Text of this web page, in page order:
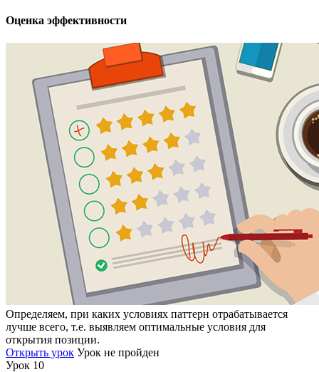
Оценка эффективности
Определяем, при каких условиях паттерн отрабатывается
лучше всего, т.е. выявляем оптимальные условия для
открытия позиции.
Открыть урок Урок не пройден
Урок 10